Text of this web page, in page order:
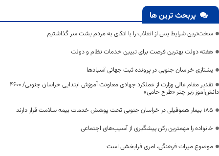
پربحث ترین ها
سخت‌ترین شرایط پس از انقلاب را با اتکای به مردم پشت سر گذاشتیم
هفته دولت بهترین فرصت برای تبیین خدمات نظام و دولت
یشتازی خراسان جنوبی در پرونده ثبت جهانی آسبادها
تقدیر مقام عالی وزارت از عملکرد جهادی معاونت آموزش ابتدایی خراسان جنوبی/ ۴۶۰۰
دانش‌آموز زیر چتر «طرح حامی»
۱۸۵ بیمار هموفیلی در خراسان جنوبی تحت پوشش خدمات بیمه سلامت قرار دارند
خانواده را مهمترین رکن پیشگیری از آسیب‌های اجتماعی
موضوع میراث فرهنگی، امری فرابخشی است